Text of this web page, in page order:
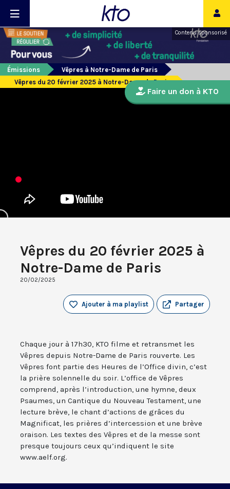
Contenu sponsorisé
Émissions
Vêpres à Notre-Dame de Paris
Vêpres du 20 février 2025 à Notre-Dame de Paris
Vêpres du 20 février 2025 à
Notre-Dame de Paris
20/02/2025
Partager
Ajouter à ma playlist
Chaque jour à 17h30, KTO filme et retransmet les
Vêpres depuis Notre-Dame de Paris rouverte. Les
Vêpres font partie des Heures de l’Office divin, c’est
la prière solennelle du soir. L’office de Vêpres
comprend, après l’introduction, une hymne, deux
Psaumes, un Cantique du Nouveau Testament, une
lecture brève, le chant d’actions de grâces du
Magnificat, les prières d’intercession et une brève
oraison. Les textes des Vêpres et de la messe sont
presque toujours ceux qu’indiquent le site
www.aelf.org.
Faire un don à KTO